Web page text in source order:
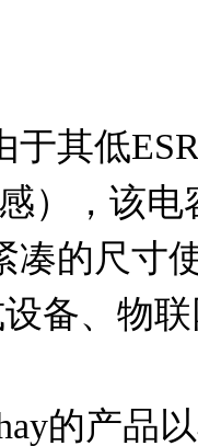
），该
备、物